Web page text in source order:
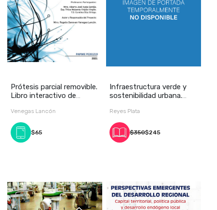
Prótesis parcial removible.
Libro interactivo de
Venegas Lancón
$65
Infraestructura verde y
sostenibilidad urbana.
Reyes Plata
$350$245